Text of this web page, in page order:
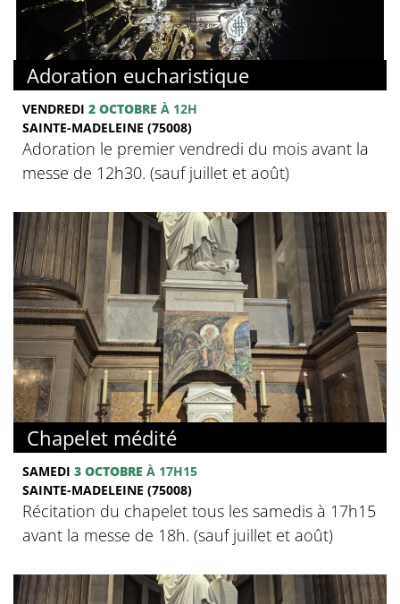
Adoration eucharistique
VENDREDI 2 OCTOBRE À 12H
SAINTE-MADELEINE (75008)
Adoration le premier vendredi du mois avant la
messe de 12h30. (sauf juillet et août)
Chapelet médité
SAMEDI 3 OCTOBRE À 17H15
SAINTE-MADELEINE (75008)
Récitation du chapelet tous les samedis à 17h15
avant la messe de 18h. (sauf juillet et août)